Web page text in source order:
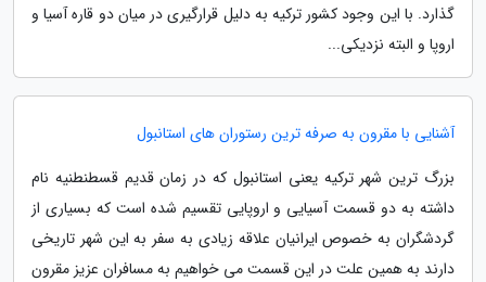
گذارد. با این وجود کشور ترکیه به دلیل قرارگیری در میان دو قاره آسیا و
اروپا و البته نزدیکی...
آشنایی با مقرون به صرفه ترین رستوران های استانبول
بزرگ ترین شهر ترکیه یعنی استانبول که در زمان قدیم قسطنطنیه نام
داشته به دو قسمت آسیایی و اروپایی تقسیم شده است که بسیاری از
گردشگران به خصوص ایرانیان علاقه زیادی به سفر به این شهر تاریخی
دارند به همین علت در این قسمت می خواهیم به مسافران عزیز مقرون